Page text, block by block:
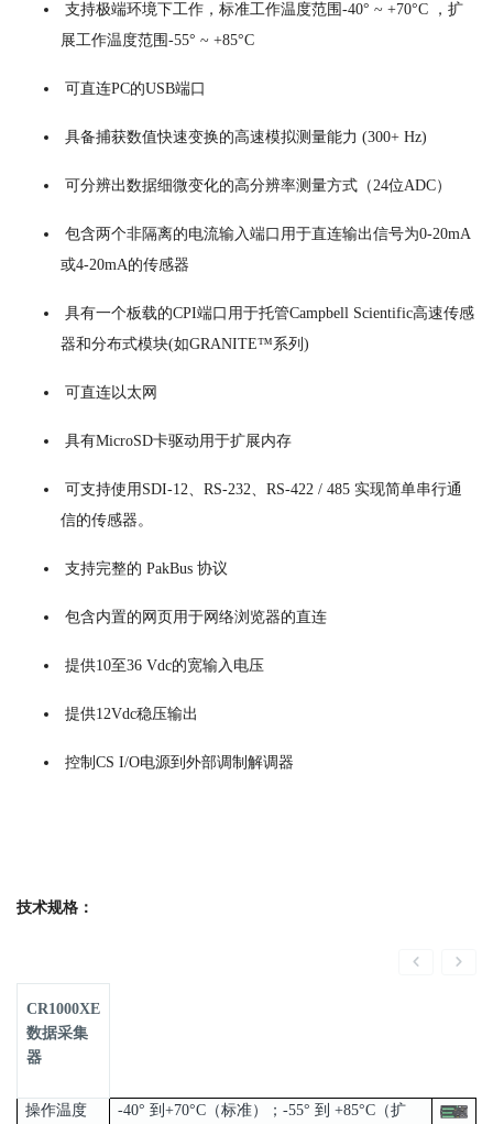
支持极端环境下工作，标准工作温度范围-40° ~ +70°C ，扩
展工作温度范围-55° ~ +85°C
可直连PC的USB端口
具备捕获数值快速变换的高速模拟测量能力 (300+ Hz)
可分辨出数据细微变化的高分辨率测量方式（24位ADC）
包含两个非隔离的电流输入端口用于直连输出信号为0-20mA
或4-20mA的传感器
具有一个板载的CPI端口用于托管Campbell Scientific高速传感
器和分布式模块(如GRANITE™系列)
可直连以太网
具有MicroSD卡驱动用于扩展内存
可支持使用SDI-12、RS-232、RS-422 / 485 实现简单串行通
信的传感器。
支持完整的 PakBus 协议
包含内置的网页用于网络浏览器的直连
提供10至36 Vdc的宽输入电压
提供12Vdc稳压输出
控制CS I/O电源到外部调制解调器
技术规格：
CR1000XE
数据采集
器
操作温度
-40° 到+70°C（标准）；-55° 到 +85°C（扩